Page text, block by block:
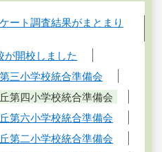
ート調査結果がまとまり
が開校しました
三小学校統合準備会
第四小学校統合準備会
第六小学校統合準備会
第二小学校統合準備会